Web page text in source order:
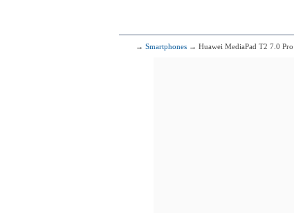
→ Smartphones → Huawei MediaPad T2 7.0 Pro